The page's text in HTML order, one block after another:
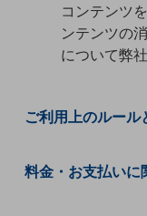
通信モジュール製品
衛星携帯電話
料金TOP
コンテンツ
ンテンツの
について弊
ご利用上のルール
料金・お支払いに